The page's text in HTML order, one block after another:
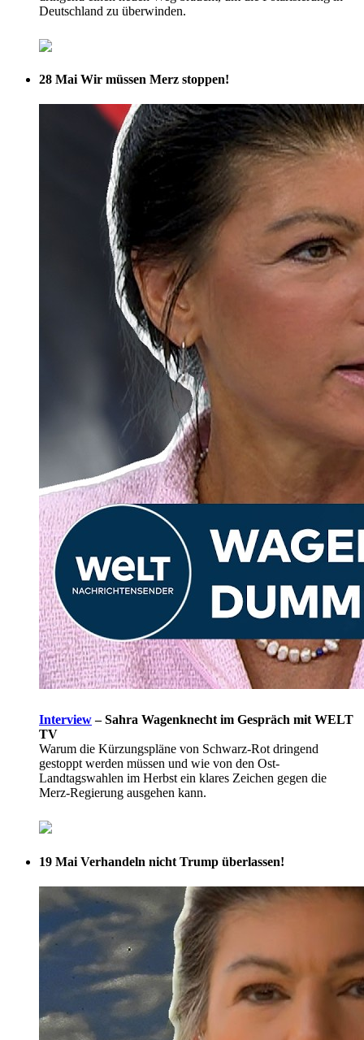
Deutschland zu überwinden.
28 Mai Wir müssen Merz stoppen!
Interview– Sahra Wagenknecht im Gespräch mit WELT
TV
Warum die Kürzungspläne von Schwarz-Rot dringend
gestoppt werden müssen und wie von den Ost-
Landtagswahlen im Herbst ein klares Zeichen gegen die
Merz-Regierung ausgehen kann.
19 Mai Verhandeln nicht Trump überlassen!